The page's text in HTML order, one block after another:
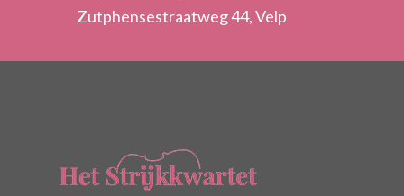
Zutphensestraatweg 44, Velp